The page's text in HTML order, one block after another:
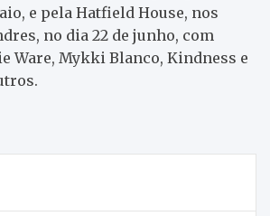
e pela Hatfield House, nos
no dia 22 de junho, com
Ware, Mykki Blanco, Kindness e